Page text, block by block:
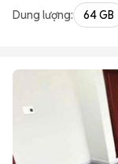
Dung lượng: 64 GB